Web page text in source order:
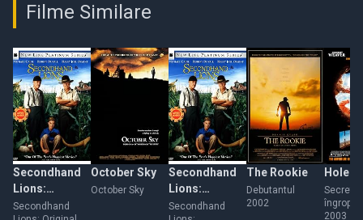
Filme Similare
Secondhand
Lions:
Original
Secondhand
October Sky
October Sky
Secondhand
Lions:
Deleted/Alternate
Secondhand
The Rookie
Debutantul
2002
Holes
Secrete
2003